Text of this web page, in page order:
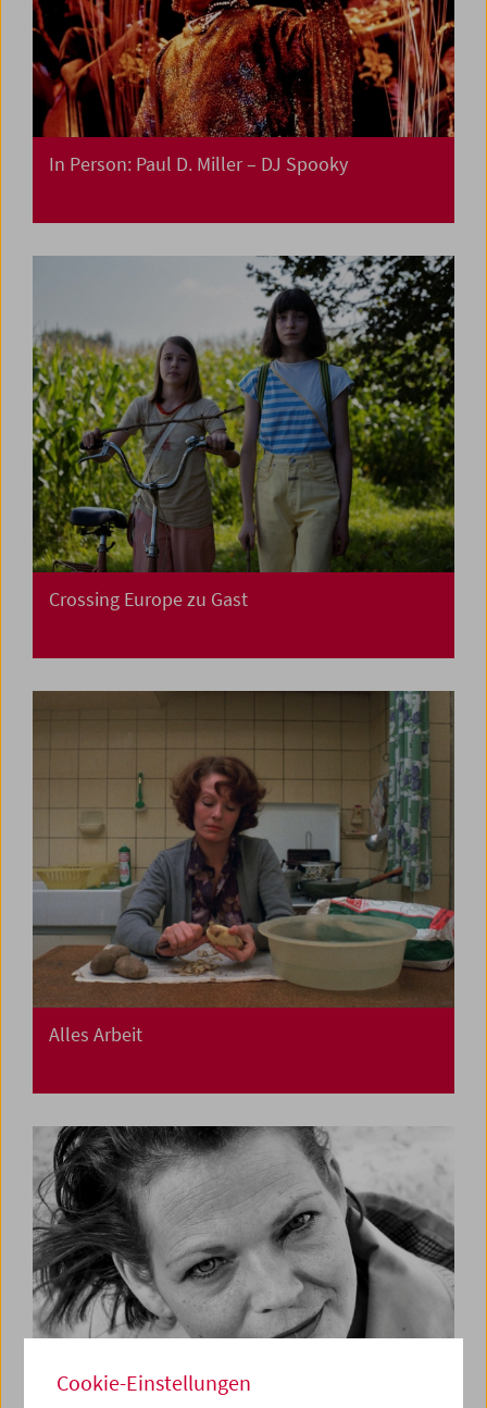
In Person: Paul D. Miller – DJ Spooky
Crossing Europe zu Gast
Alles Arbeit
Cookie-Einstellungen